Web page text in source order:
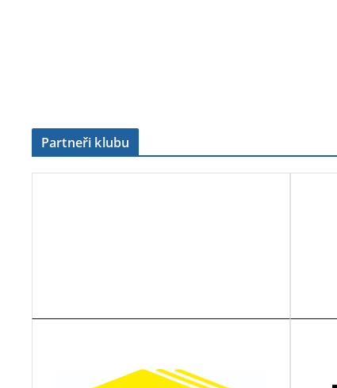
Partneři klubu